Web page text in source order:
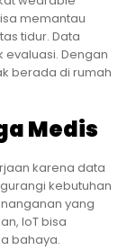
memantau
tidur. Data
evaluasi. Dengan
berada di rumah
Medis
karena data
kebutuhan
yang
IoT bisa
bahaya.